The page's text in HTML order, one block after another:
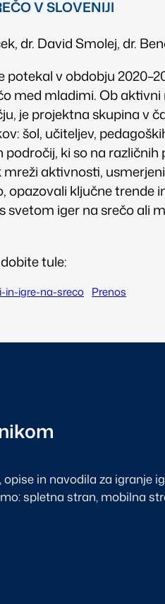
V SLOVENIJI
dr. David Smolej, dr.
potekal v obdobju
med mladimi. Ob
je projektna skupina v
šol, učiteljev,
ki so na različnih
aktivnosti,
opazovali ključne trende
svetom iger na srečo ali
tule:
in-igre-na-sreco Prenos
in navodila za igranje
spletna stran, mobilna